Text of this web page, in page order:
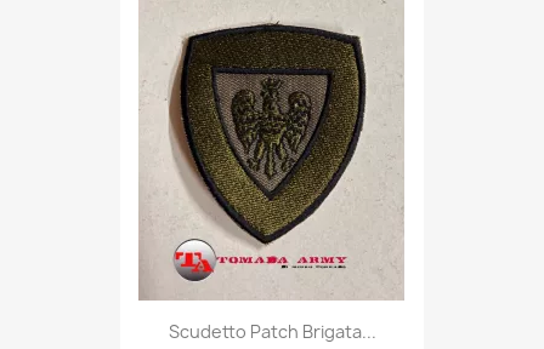
Quick view
Scudetto Patch Brigata...